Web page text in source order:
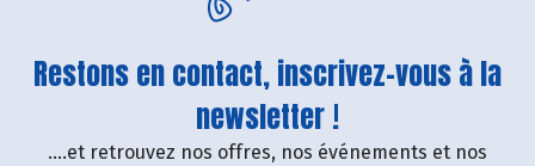
Restons en contact, inscrivez-vous à la
newsletter !
....et retrouvez nos offres, nos événements et nos